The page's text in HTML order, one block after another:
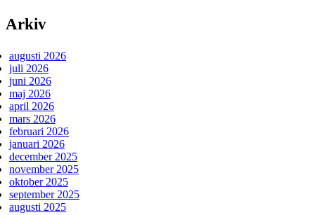
Arkiv
augusti 2026
juli 2026
juni 2026
maj 2026
april 2026
mars 2026
februari 2026
januari 2026
december 2025
november 2025
oktober 2025
september 2025
augusti 2025